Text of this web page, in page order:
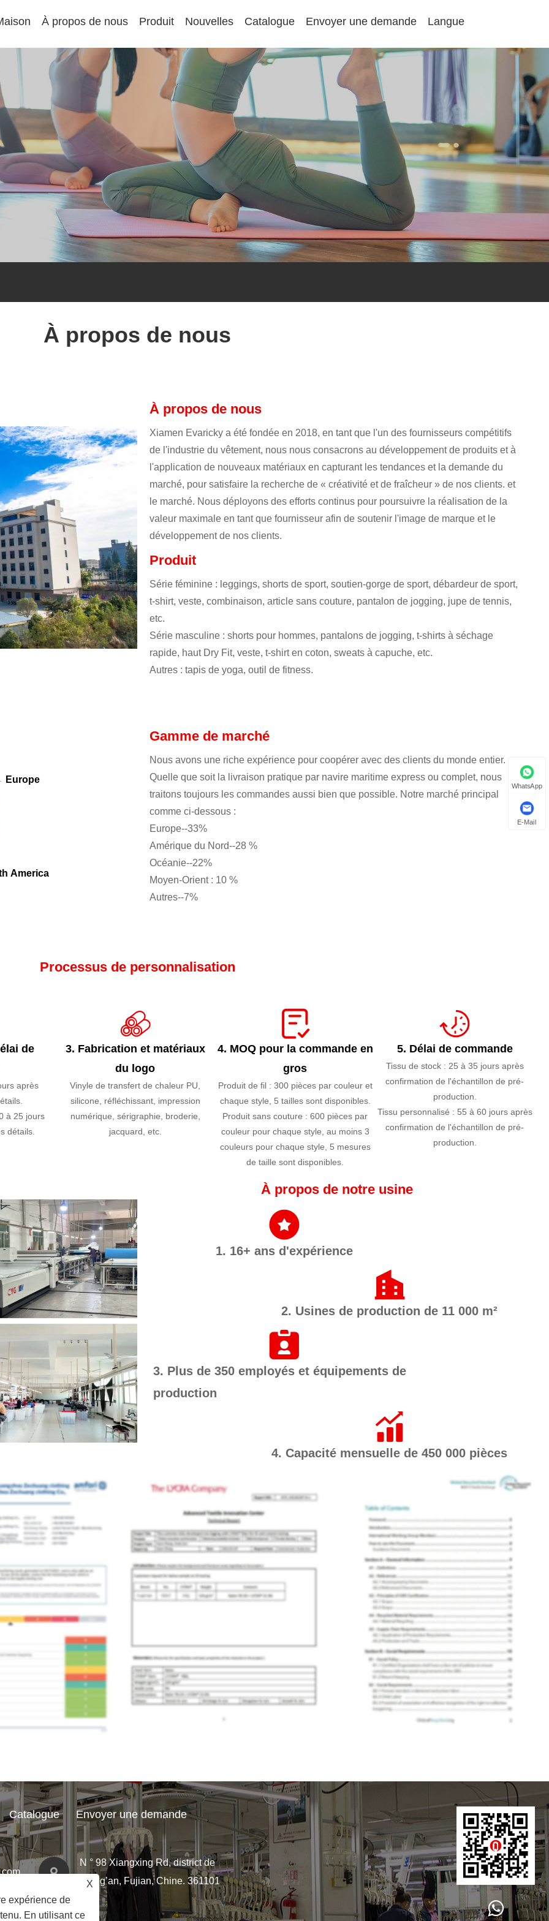
À propos de nous Produit Nouvelles Catalogue Envoyer une demande Langue
À propos de nous
À propos de nous
Xiamen Evaricky a été fondée en 2018, en tant que l'un des fournisseurs compétitifs
de l'industrie du vêtement, nous nous consacrons au développement de produits et à
l'application de nouveaux matériaux en capturant les tendances et la demande du
marché, pour satisfaire la recherche de « créativité et de fraîcheur » de nos clients. et
le marché. Nous déployons des efforts continus pour poursuivre la réalisation de la
valeur maximale en tant que fournisseur afin de soutenir l'image de marque et le
développement de nos clients.
Produit
Série féminine : leggings, shorts de sport, soutien-gorge de sport, débardeur de sport,
t-shirt, veste, combinaison, article sans couture, pantalon de jogging, jupe de tennis,
etc.
Série masculine : shorts pour hommes, pantalons de jogging, t-shirts à séchage
rapide, haut Dry Fit, veste, t-shirt en coton, sweats à capuche, etc.
Autres : tapis de yoga, outil de fitness.
of the Company
Europe
Europe
America
America
Gamme de marché
Nous avons une riche expérience pour coopérer avec des clients du monde entier.
Quelle que soit la livraison pratique par navire maritime express ou complet, nous
traitons toujours les commandes aussi bien que possible. Notre marché principal
comme ci-dessous :
Europe--33%
Amérique du Nord--28 %
Océanie--22%
Moyen-Orient : 10 %
Autres--7%
Processus de personnalisation
de
après
à 25 jours
détails.
3. Fabrication et matériaux
du logo
Vinyle de transfert de chaleur PU,
silicone, réfléchissant, impression
numérique, sérigraphie, broderie,
jacquard, etc.
4. MOQ pour la commande en
gros
Produit de fil : 300 pièces par couleur et
chaque style, 5 tailles sont disponibles.
Produit sans couture : 600 pièces par
couleur pour chaque style, au moins 3
couleurs pour chaque style, 5 mesures
de taille sont disponibles.
5. Délai de commande
Tissu de stock : 25 à 35 jours après
confirmation de l'échantillon de pré-
production.
Tissu personnalisé : 55 à 60 jours après
confirmation de l'échantillon de pré-
production.
À propos de notre usine
1. 16+ ans d'expérience
2. Usines de production de 11 000 m²
3. Plus de 350 employés et équipements de
production
4. Capacité mensuelle de 450 000 pièces
Catalogue Envoyer une demande
N ° 98 Xiangxing Rd, district de
Xiang’an, Fujian, Chine. 361101
WhatsApp
E-Mail
X
expérience de
En utilisant ce